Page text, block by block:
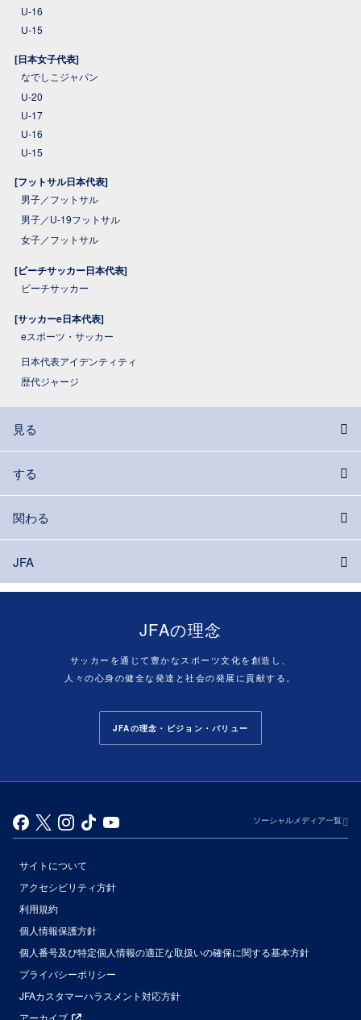
U-16
U-15
[日本女子代表]
なでしこジャパン
U-20
U-17
U-16
U-15
[フットサル日本代表]
男子／フットサル
男子／U-19フットサル
女子／フットサル
[ビーチサッカー日本代表]
ビーチサッカー
[サッカーe日本代表]
eスポーツ・サッカー
日本代表アイデンティティ
歴代ジャージ
見る
する
関わる
JFA
JFAの理念
サッカーを通じて豊かなスポーツ文化を創造し、
人々の心身の健全な発達と社会の発展に貢献する。
JFAの理念・ビジョン・バリュー
ソーシャルメディア一覧
サイトについて
アクセシビリティ方針
利用規約
個人情報保護方針
個人番号及び特定個人情報の適正な取扱いの確保に関する基本方針
プライバシーポリシー
JFAカスタマーハラスメント対応方針